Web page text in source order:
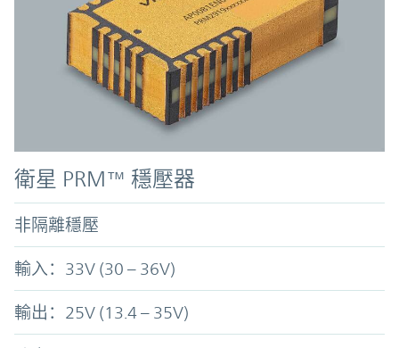
衛星 PRM™ 穩壓器
非隔離穩壓
輸入：33V (30 – 36V)
輸出：25V (13.4 – 35V)